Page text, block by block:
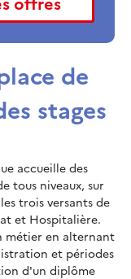
de
stages
accueille des
tous niveaux, sur
trois versants de
et Hospitalière.
métier en alternant
et périodes
d'un diplôme